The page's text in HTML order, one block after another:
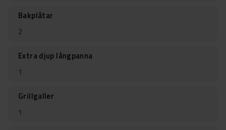
Bakplåtar
2
Extra djup långpanna
1
Grillgaller
1